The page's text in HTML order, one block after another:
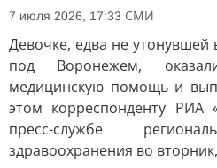
7 июля 2026, 17:33 СМИ
Девочке, едва не утонувшей
под Воронежем,
медицинскую помощь и
этом корреспонденту
пресс-службе
здравоохранения во